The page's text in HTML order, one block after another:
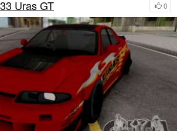
0
Uras GT